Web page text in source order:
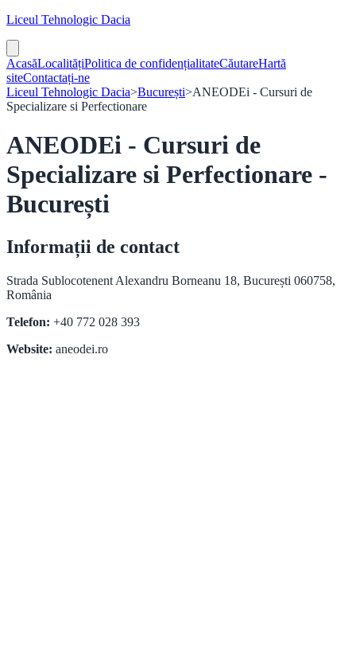
Liceul Tehnologic Dacia
AcasăLocalitățiPolitica de confidențialitateCăutareHartă
siteContactați-ne
Liceul Tehnologic Dacia>București>ANEODEi - Cursuri de
Specializare si Perfectionare
ANEODEi - Cursuri de
Specializare si Perfectionare -
București
Informații de contact
Strada Sublocotenent Alexandru Borneanu 18, București 060758,
România
Telefon: +40 772 028 393
Website: aneodei.ro